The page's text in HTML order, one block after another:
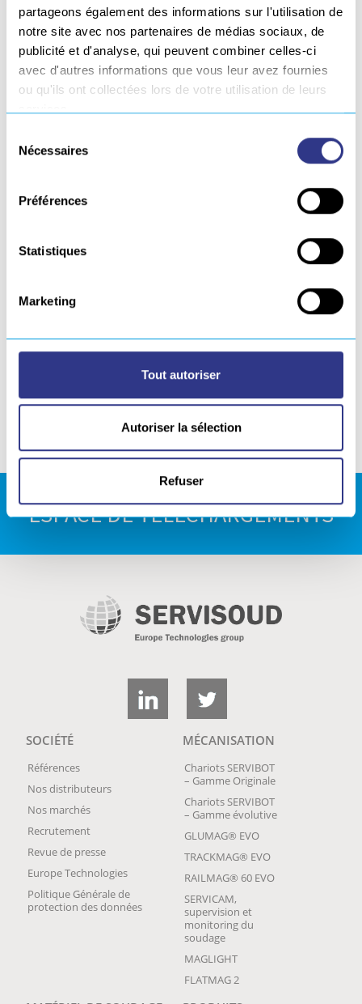
partageons également des informations sur l'utilisation de
notre site avec nos partenaires de médias sociaux, de
publicité et d'analyse, qui peuvent combiner celles-ci
avec d'autres informations que vous leur avez fournies
ou qu'ils ont collectées lors de votre utilisation de leurs
Nécessaires
Préférences
Statistiques
Marketing
Tout autoriser
Autoriser la sélection
Refuser
GÉNÉRALITÉS
Tous nos générateurs de soudage ARC sont
équipés de :
Technologie onduleurs : poids et
Ils sont aussi utilisables avec des électrodes rutiles
ou bien basiques.
spécifiques, merci de nouscontacter(ex: rallonge
de pince spéciale, groupe électrogène…)
ESPACE DE TÉLÉCHARGEMENTS
SOCIÉTÉ
Références
Nos distributeurs
Nos marchés
Recrutement
Revue de presse
Europe Technologies
Politique Générale de
protection des données
MÉCANISATION
Chariots SERVIBOT
– Gamme Originale
Chariots SERVIBOT
– Gamme évolutive
GLUMAG® EVO
TRACKMAG® EVO
RAILMAG® 60 EVO
SERVICAM,
supervision et
monitoring du
soudage
MAGLIGHT
FLATMAG 2